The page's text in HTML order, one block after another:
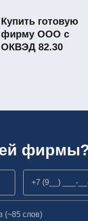
Купить готовую
фирму ООО с
ОКВЭД 82.30